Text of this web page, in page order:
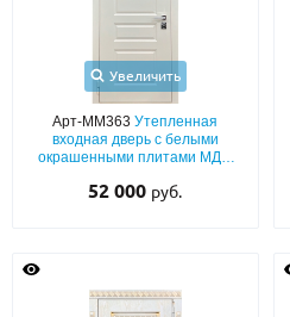
Увеличить
Арт-ММ363Утепленная
входная дверь с белыми
окрашенными плитами МДФ
52 000 руб.